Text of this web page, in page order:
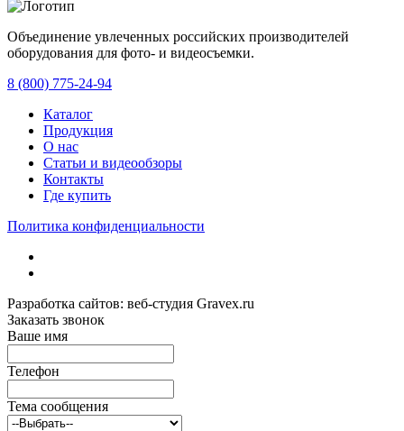
Объединение увлеченных российских производителей
оборудования для фото- и видеосъемки.
8 (800) 775-24-94
Каталог
Продукция
О нас
Статьи и видеообзоры
Контакты
Где купить
Политика конфиденциальности
Разработка сайтов: веб-студия Gravex.ru
Заказать звонок
Ваше имя
Телефон
Тема сообщения